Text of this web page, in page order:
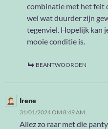
combinatie met het feit
wel wat duurder zijn
tegenviel. Hopelijk kan
mooie conditie is.
BEANTWOORDEN
Irene
31/01/2024 OM 8:49 AM
Allez zo raar met die